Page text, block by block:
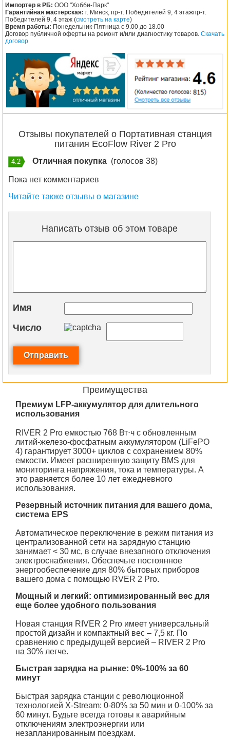
Импортер в РБ: ООО "Хобби-Парк"
Гарантийная мастерская: г. Минск, пр-т. Победителей 9, 4 этажпр-т.
Победителей 9, 4 этаж (смотреть на карте)
Время работы: Понедельник-Пятница с 9.00 до 18.00
Договор публичной оферты на ремонт и/или диагностику товаров. Скачать
договор
Отзывы покупателей о Портативная станция
питания EcoFlow River 2 Pro
4.2 Отличная покупка (голосов 38)
Пока нет комментариев
Читайте также отзывы о магазине
Написать отзыв об этом товаре
Имя
Число
Преимущества
Премиум LFP-аккумулятор для длительного
использования
RIVER 2 Pro емкостью 768 Вт⋅ч с обновленным
литий-железо-фосфатным аккумулятором (LiFePO
4) гарантирует 3000+ циклов с сохранением 80%
емкости. Имеет расширенную защиту BMS для
мониторинга напряжения, тока и температуры. А
это равняется более 10 лет ежедневного
использования.
Резервный источник питания для вашего дома,
система EPS
Автоматическое переключение в режим питания из
централизованной сети на зарядную станцию
занимает < 30 мс, в случае внезапного отключения
электроснабжения. Обеспечьте постоянное
энергообеспечение для 80% бытовых приборов
вашего дома с помощью RVER 2 Pro.
Мощный и легкий: оптимизированный вес для
еще более удобного пользования
Новая станция RIVER 2 Pro имеет универсальный
простой дизайн и компактный вес – 7,5 кг. По
сравнению с предыдущей версией – RIVER 2 Pro
на 30% легче.
Быстрая зарядка на рынке: 0%-100% за 60
минут
Быстрая зарядка станции с революционной
технологией X-Stream: 0-80% за 50 мин и 0-100% за
60 минут. Будьте всегда готовы к аварийным
отключениям электроэнергии или
незапланированным поездкам.